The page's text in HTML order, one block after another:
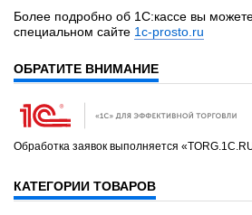
Более подробно об 1С:кассе вы
специальном сайте 1c-prosto.ru
ОБРАТИТЕ ВНИМАНИЕ
Обработка заявок выполняется
КАТЕГОРИИ ТОВАРОВ